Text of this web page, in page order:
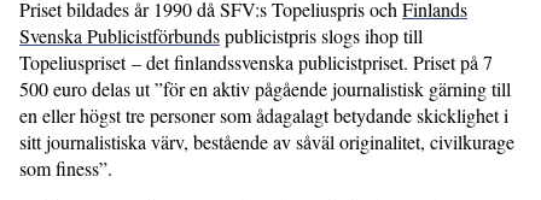
Priset bildades år 1990 då SFV:s Topeliuspris och Finlands
Svenska Publicistförbundspublicistpris slogs ihop till
Topeliuspriset – det finlandssvenska publicistpriset. Priset på 7
500 euro delas ut ”för en aktiv pågående journalistisk gärning till
en eller högst tre personer som ådagalagt betydande skicklighet i
sitt journalistiska värv, bestående av såväl originalitet, civilkurage
som finess”.